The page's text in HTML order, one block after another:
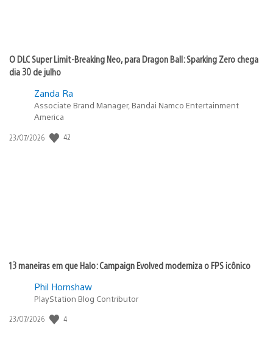
O DLC Super Limit-Breaking Neo, para Dragon Ball: Sparking Zero chega
dia 30 de julho
Zanda Ra
Associate Brand Manager, Bandai Namco Entertainment
America
Data
23/07/2026 42
13 maneiras em que Halo: Campaign Evolved moderniza o FPS icônico
Phil Hornshaw
PlayStation Blog Contributor
Data
23/07/2026 4